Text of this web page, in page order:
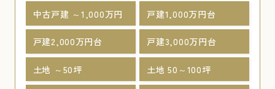
中古戸建 ～1,000万円 戸建1,000万円台
戸建2,000万円台 戸建3,000万円台
土地 ～50坪 土地 50～100坪